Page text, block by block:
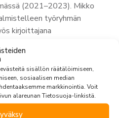
sisällön räätälöimiseen,
sosiaalisen median
markkinointia. Voit
alareunan Tietosuoja-linkistä.
(2021–2023). Mikko
työryhmän
kirjoittajana
Euroopan unionin
on toiminut myös
siirtymistä hän toimi
suomalaisessa